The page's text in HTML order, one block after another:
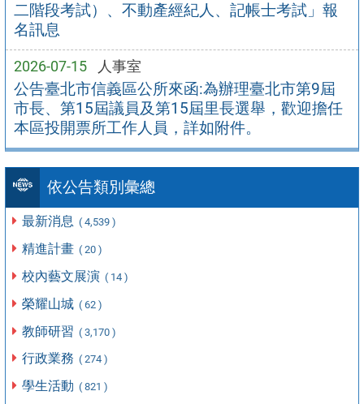
二階段考試）、不動產經紀人、記帳士考試」報
名訊息
2026-07-15 人事室
公告臺北市信義區公所來函:為辦理臺北市第9屆
市長、第15屆議員及第15屆里長選舉，歡迎擔任
本區投開票所工作人員，詳如附件。
依公告類別彙總
最新消息 ( 4,539 )
精進計畫 ( 20 )
校內藝文展演 ( 14 )
榮耀山城 ( 62 )
教師研習 ( 3,170 )
行政業務 ( 274 )
學生活動 ( 821 )